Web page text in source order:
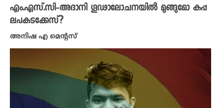
എം.എസ്.സി-അദാനി ​ഗൂഢാലോചനയിൽ മുങ്ങുമോ കപ്പ
ലപകടക്കേസ്?
അനിഷ എ മെന്റസ്